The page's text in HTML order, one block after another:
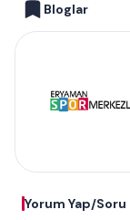
Bloglar
Yorum Yap/Soru